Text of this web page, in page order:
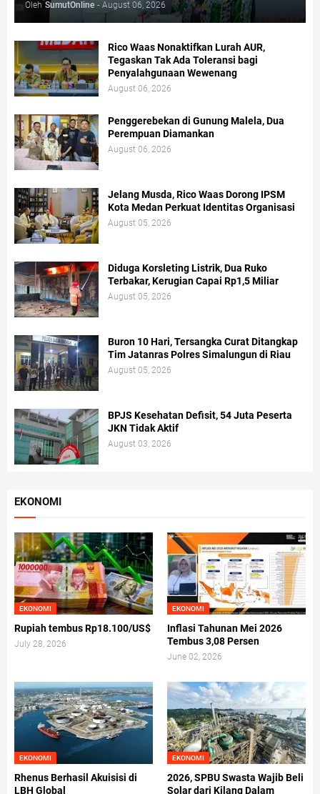
Oleh SumutOnline - August 06, 2026
Rico Waas Nonaktifkan Lurah AUR,
Tegaskan Tak Ada Toleransi bagi
Penyalahgunaan Wewenang
August 06, 2026
Penggerebekan di Gunung Malela, Dua
Perempuan Diamankan
August 06, 2026
Jelang Musda, Rico Waas Dorong IPSM
Kota Medan Perkuat Identitas Organisasi
August 05, 2026
Diduga Korsleting Listrik, Dua Ruko
Terbakar, Kerugian Capai Rp1,5 Miliar
August 05, 2026
Buron 10 Hari, Tersangka Curat Ditangkap
Tim Jatanras Polres Simalungun di Riau
August 05, 2026
BPJS Kesehatan Defisit, 54 Juta Peserta
JKN Tidak Aktif
August 03, 2026
EKONOMI
EKONOMI
Rupiah tembus Rp18.100/US$
July 28, 2026
EKONOMI
Inflasi Tahunan Mei 2026
Tembus 3,08 Persen
June 02, 2026
EKONOMI
Rhenus Berhasil Akuisisi di
LBH Global
EKONOMI
2026, SPBU Swasta Wajib Beli
Solar dari Kilang Dalam